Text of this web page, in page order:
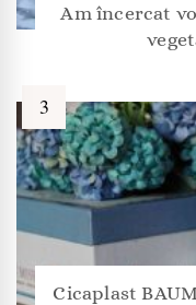
Am încercat
Cicaplast